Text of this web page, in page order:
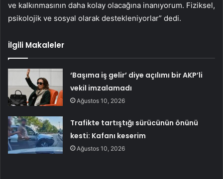
ve kalkınmasının daha kolay olacağına inanıyorum. Fiziksel,
psikolojik ve sosyal olarak destekleniyorlar” dedi.
İlgili Makaleler
‘Başıma iş gelir’ diye açılımı bir AKP’li
vekil imzalamadı
Ağustos 10, 2026
Trafikte tartıştığı sürücünün önünü
kesti: Kafanı keserim
Ağustos 10, 2026